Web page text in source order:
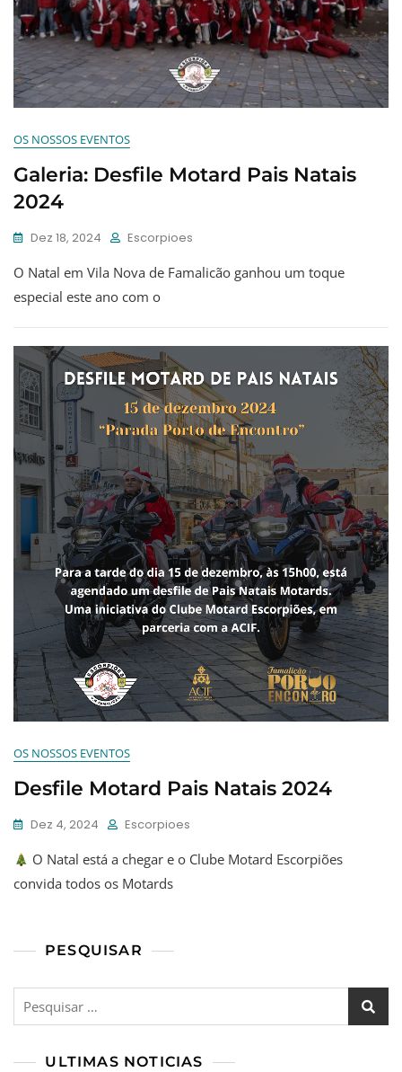
OS NOSSOS EVENTOS
Galeria: Desfile Motard Pais Natais
2024
Dez 18, 2024 Escorpioes
O Natal em Vila Nova de Famalicão ganhou um toque
especial este ano com o
OS NOSSOS EVENTOS
Desfile Motard Pais Natais 2024
Dez 4, 2024 Escorpioes
O Natal está a chegar e o Clube Motard Escorpiões
convida todos os Motards
PESQUISAR
Pesquisar
ULTIMAS NOTICIAS